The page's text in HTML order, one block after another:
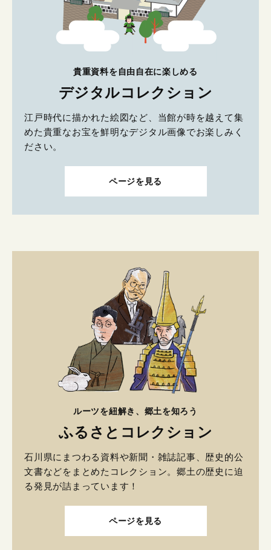
貴重資料を自由自在に楽しめる
デジタルコレクション
江戸時代に描かれた絵図など、当館が時を越えて集
めた貴重なお宝を鮮明なデジタル画像でお楽しみく
ださい。
ページを見る
ルーツを紐解き、郷土を知ろう
ふるさとコレクション
石川県にまつわる資料や新聞・雑誌記事、歴史的公
文書などをまとめたコレクション。郷土の歴史に迫
る発見が詰まっています！
ページを見る